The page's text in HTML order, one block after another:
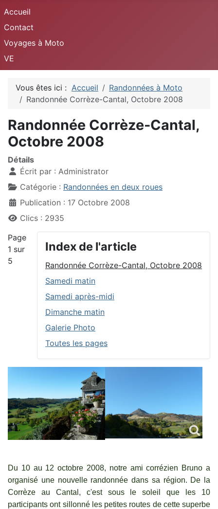
Accueil
Contact
Voyages à Moto
VE
Vous êtes ici : Accueil
Randonnées à Moto
Randonnée Corrèze-Cantal, Octobre 2008
Randonnée Corrèze-Cantal,
Octobre 2008
Détails
Écrit par : Administrator
Catégorie : Randonnées en deux roues
Publication : 17 Octobre 2008
Clics : 2935
Index de l'article
Randonnée Corrèze-Cantal, Octobre 2008
Samedi matin
Samedi après-midi
Dimanche matin
Galerie Photo
Toutes les pages
Page
1 sur
5
Du 10 au 12 octobre 2008, notre ami corrézien Bruno a
organisé une nouvelle randonnée dans sa région. De la
Corrèze au Cantal, c'est sous le soleil que les 10
participants ont sillonné les petites routes de cette superbe